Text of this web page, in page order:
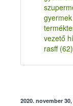
vezető
rasff (62)
2020. november